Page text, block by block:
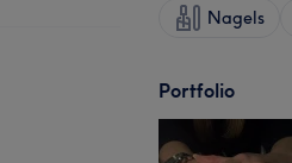
Nagels
Portfolio